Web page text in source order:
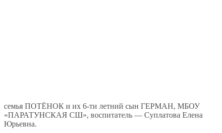
семья ПОТЁНОК и их 6-ти летний сын ГЕРМАН, МБОУ
«ПАРАТУНСКАЯ СШ», воспитатель — Суплатова Елена
Юрьевна.